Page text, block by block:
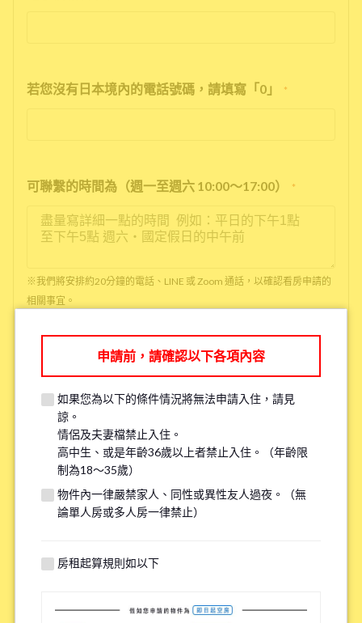
若您沒有日本境內的電話號碼，請填寫「0」 *
可聯繫的時間為（週一至週六 10:00～17:00） *
※我們將安排約20分鐘的電話、LINE 或 Zoom 通話，以確認看房申請的
相關事宜。
●是否吸菸 *
抽菸 沒抽菸
※請注意，吸煙者無法入住全面禁煙的物件。
有關自行車停車場 *
※請注意有些物件可能沒有自行車停車場。
特殊過敏/慢性疾病 *
申請前，請確認以下各項內容
如果您為以下的條件情況將無法申請入住，請見
諒。
情侶及夫妻檔禁止入住。
高中生、或是年齡36歲以上者禁止入住。（年齡限
制為18～35歲）
物件內一律嚴禁家人、同性或異性友人過夜。（無
論單人房或多人房一律禁止）
房租起算規則如以下